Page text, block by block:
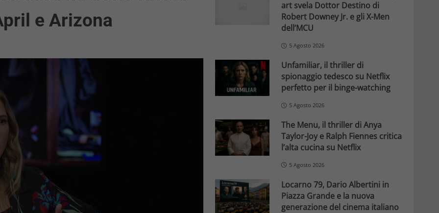
e Arizona
art svela Dottor Destino di
Robert Downey Jr. e gli X-Men
dell’MCU
5 Agosto 2026
Unfamiliar, il thriller di
spionaggio tedesco su Netflix
perfetto per il binge-watching
5 Agosto 2026
The Menu, il thriller di Anya
Taylor-Joy e Ralph Fiennes critica
l’alta cucina su Netflix
5 Agosto 2026
Locarno 79, Dario Albertini in
Piazza Grande e la nuova
generazione del cinema italiano